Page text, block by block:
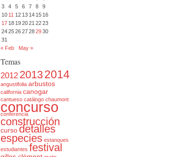
3
4 5 6 7 8
9
10 11 12 13 14 15 16
17 18 192021 2223
24252627282930
31
« Feb
May »
Temas
2012 20132014
angustifolia arbustos
california canogar
cantueso catálogo chaumont
concurso
conferencia
construcción
cursodetalles
especies estanques
estudiantes festival